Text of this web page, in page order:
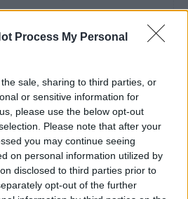
Process My Personal
sale, sharing to third parties, or
or sensitive information for
please use the below opt-out
Please note that after your
you may continue seeing
on personal information utilized by
disclosed to third parties prior to
opt-out of the further